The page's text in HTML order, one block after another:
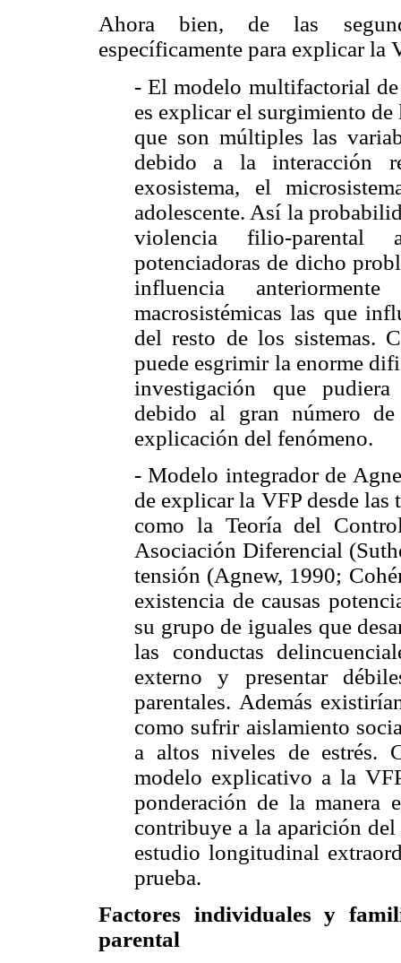
Ahora bien, de las
específicamente para explicar la
- El modelo multifactorial
es explicar el surgimiento
que son múltiples las
debido a la interacción
exosistema, el
adolescente. Así la
violencia filio-parental
potenciadoras de dicho
influencia
macrosistémicas las que
del resto de los sistemas.
puede esgrimir la enorme
investigación que
debido al gran número
explicación del fenómeno.
- Modelo integrador de
de explicar la VFP desde
como la Teoría del
Asociación Diferencial
tensión (Agnew, 1990;
existencia de causas
su grupo de iguales que
las conductas
externo y presentar
parentales. Además
como sufrir aislamiento
a altos niveles de estrés.
modelo explicativo a la
ponderación de la manera
contribuye a la aparición del
estudio longitudinal
prueba.
Factores individuales y
parental